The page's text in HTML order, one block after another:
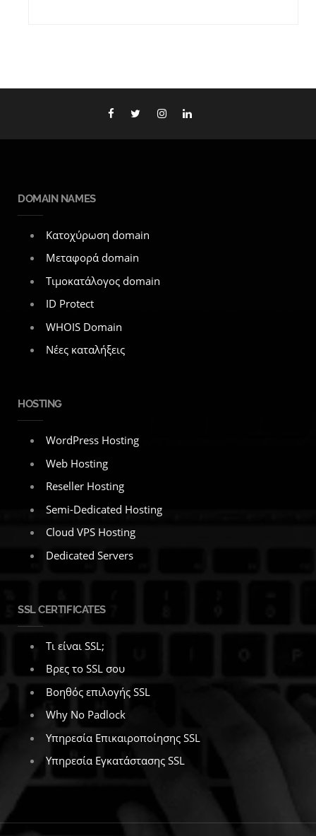
DOMAIN NAMES
Κατοχύρωση domain
Μεταφορά domain
Τιμοκατάλογος domain
ID Protect
WHOIS Domain
Νέες καταλήξεις
HOSTING
WordPress Hosting
Web Hosting
Reseller Hosting
Semi-Dedicated Hosting
Cloud VPS Hosting
Dedicated Servers
SSL CERTIFICATES
Τι είναι SSL;
Βρες το SSL σου
Βοηθός επιλογής SSL
Why No Padlock
Υπηρεσία Επικαιροποίησης SSL
Υπηρεσία Εγκατάστασης SSL